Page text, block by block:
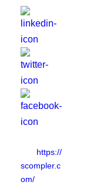
https://
scompler.c
om/